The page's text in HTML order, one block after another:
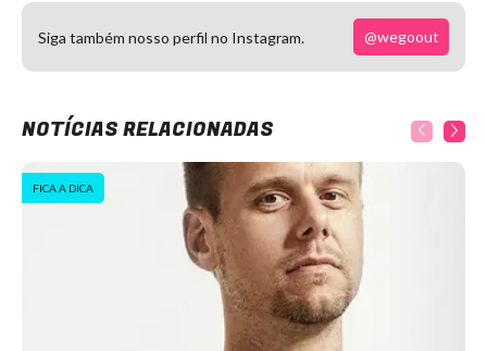
Siga também nosso perfil no Instagram. @wegoout
NOTÍCIAS RELACIONADAS
FICA A DICA